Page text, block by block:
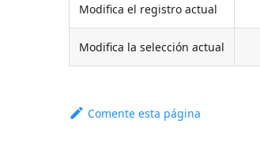
Modifica el registro actual
Modifica la selección actual
Comente esta página